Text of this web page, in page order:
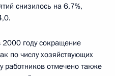
снизилось на 6,7%,
году сокращение
по числу хозяйствующих
работников отмечено также